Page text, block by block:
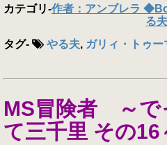
カテゴリ-作者：アンブレラ
る
タグ- やる夫, ガリィ・トゥ
MS冒険者 ～で
て三千里 その16